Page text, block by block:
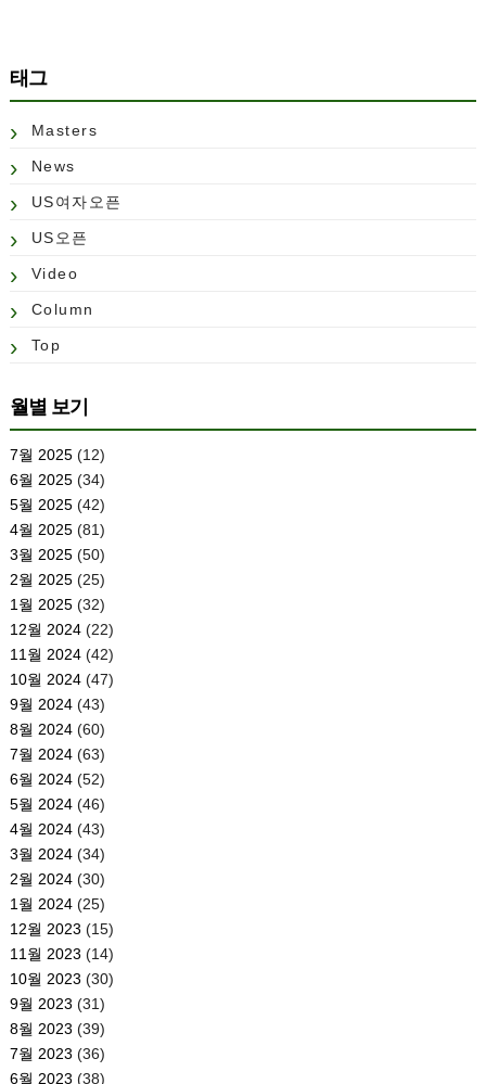
태그
Masters
News
US여자오픈
US오픈
Video
Column
Top
월별 보기
7월 2025(12)
6월 2025(34)
5월 2025(42)
4월 2025(81)
3월 2025(50)
2월 2025(25)
1월 2025(32)
12월 2024(22)
11월 2024(42)
10월 2024(47)
9월 2024(43)
8월 2024(60)
7월 2024(63)
6월 2024(52)
5월 2024(46)
4월 2024(43)
3월 2024(34)
2월 2024(30)
1월 2024(25)
12월 2023 (15)
11월 2023 (14)
10월 2023 (30)
9월 2023 (31)
8월 2023 (39)
7월 2023 (36)
6월 2023 (38)